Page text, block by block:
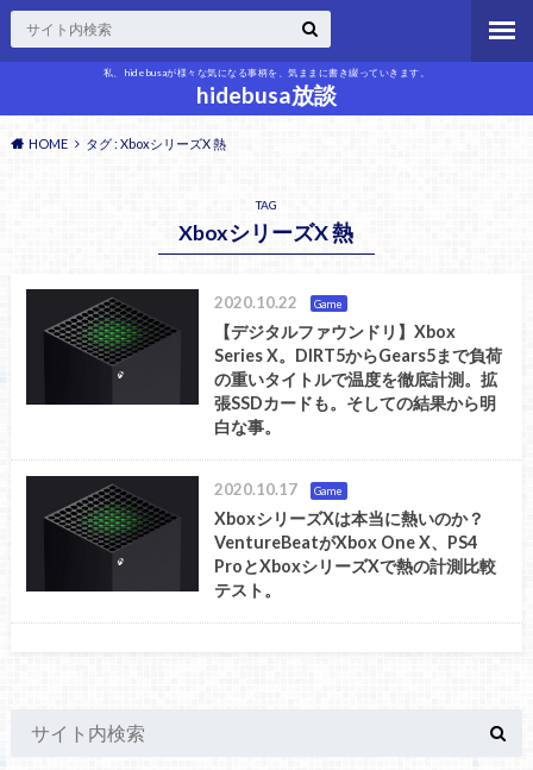
私、hidebusaが様々な気になる事柄を、気ままに書き綴っていきます。
hidebusa放談
HOME タグ : XboxシリーズX 熱
TAG
XboxシリーズX 熱
2020.10.22 Game
【デジタルファウンドリ】Xbox
Series X。DIRT5からGears5まで負荷
の重いタイトルで温度を徹底計測。拡
張SSDカードも。そしての結果から明
白な事。
2020.10.17 Game
XboxシリーズXは本当に熱いのか？
VentureBeatがXbox One X、PS4
ProとXboxシリーズXで熱の計測比較
テスト。